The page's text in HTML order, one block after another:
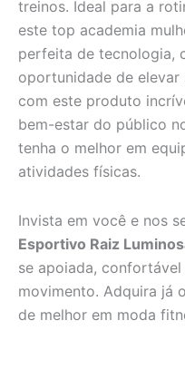
treinos. Ideal para a
este top academia
perfeita de tecnologia,
oportunidade de
com este produto
bem-estar do público
tenha o melhor em
atividades físicas.
Invista em você e nos
Esportivo Raiz
se apoiada,
movimento. Adquira já
de melhor em moda